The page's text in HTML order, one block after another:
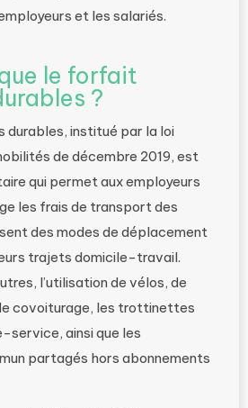
et les salariés.
le forfait
?
institué par la loi
de décembre 2019, est
qui permet aux employeurs
les frais de transport des
des modes de déplacement
trajets domicile-travail.
l’utilisation de vélos, de
covoiturage, les trottinettes
service, ainsi que les
partagés hors abonnements